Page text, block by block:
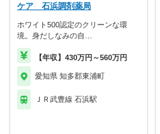
ケア 石浜調剤薬局
ホワイト500認定のクリーンな環
境。身だしなみの自…
【年収】430万円～560万円
愛知県 知多郡東浦町
ＪＲ武豊線 石浜駅